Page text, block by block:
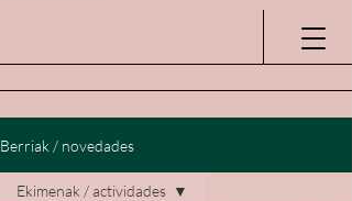
Berriak / novedades
Ekimenak / actividades